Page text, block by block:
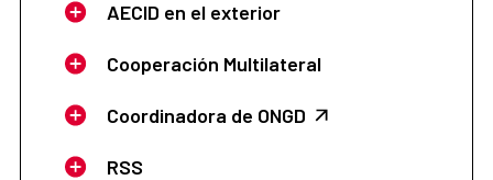
AECID en el exterior
Cooperación Multilateral
Coordinadora de ONGD
RSS